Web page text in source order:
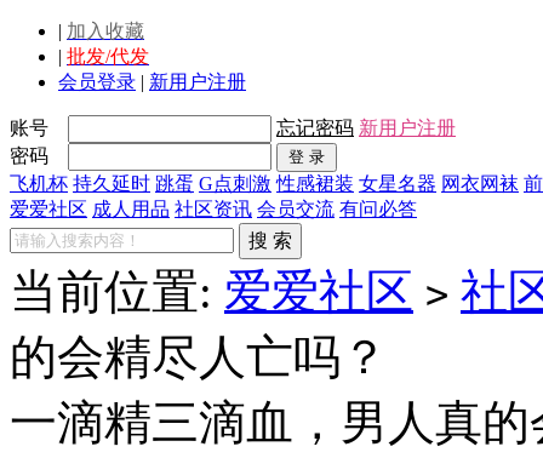
| 加入收藏
| 批发/代发
会员登录 | 新用户注册
账号 忘记密码 新用户注册
密码
飞机杯 持久延时 跳蛋 G点刺激 性感裙装 女星名器 网衣网袜
爱爱社区 成人用品 社区资讯 会员交流 有问必答
当前位置: 爱爱社区 > 社
的会精尽人亡吗？
一滴精三滴血，男人真